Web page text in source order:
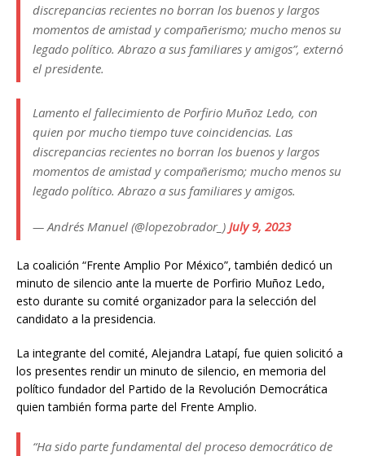
discrepancias recientes no borran los buenos y largos
momentos de amistad y compañerismo; mucho menos su
legado político. Abrazo a sus familiares y amigos”, externó
el presidente.
Lamento el fallecimiento de Porfirio Muñoz Ledo, con
quien por mucho tiempo tuve coincidencias. Las
discrepancias recientes no borran los buenos y largos
momentos de amistad y compañerismo; mucho menos su
legado político. Abrazo a sus familiares y amigos.
— Andrés Manuel (@lopezobrador_) July 9, 2023
La coalición “Frente Amplio Por México”, también dedicó un
minuto de silencio ante la muerte de Porfirio Muñoz Ledo,
esto durante su comité organizador para la selección del
candidato a la presidencia.
La integrante del comité, Alejandra Latapí, fue quien solicitó a
los presentes rendir un minuto de silencio, en memoria del
político fundador del Partido de la Revolución Democrática
quien también forma parte del Frente Amplio.
“Ha sido parte fundamental del proceso democrático de